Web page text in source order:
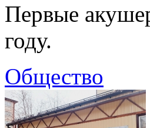
Первые
году.
Общество